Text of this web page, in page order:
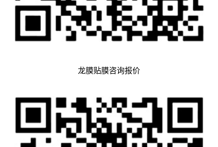
龙膜贴膜咨询报价